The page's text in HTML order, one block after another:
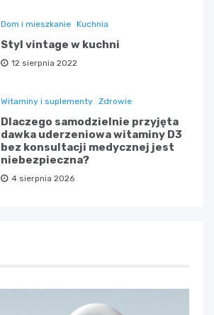
Dom i mieszkanie Kuchnia
Styl vintage w kuchni
12 sierpnia 2022
Witaminy i suplementy Zdrowie
Dlaczego samodzielnie przyjęta
dawka uderzeniowa witaminy D3
bez konsultacji medycznej jest
niebezpieczna?
4 sierpnia 2026